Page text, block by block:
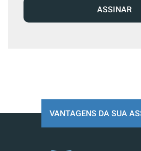
ASSINAR
VANTAGENS DA SUA